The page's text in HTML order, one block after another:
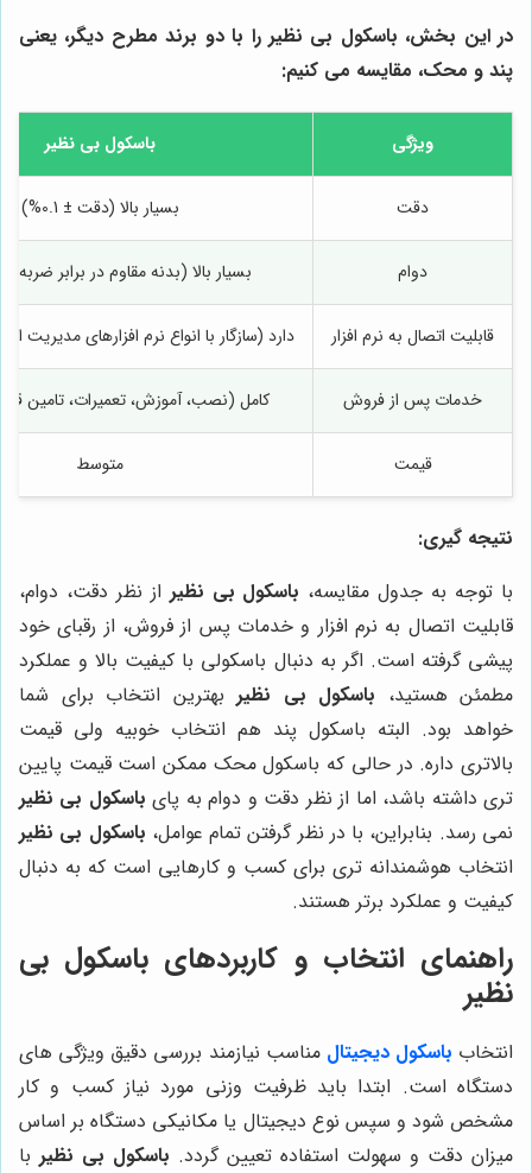
در این بخش، باسکول بی نظیر را با دو برند مطرح دیگر، یعنی
پند و محک، مقایسه می کنیم:
ویژگی باسکول بی نظیر
دقت بسیار بالا (دقت ± 0.1%)
دوام بسیار بالا (بدنه مقاوم در برابر ضربه
قابلیت اتصال به نرم افزار دارد (سازگار با انواع نرم افزارهای مدیریت
خدمات پس از فروش کامل (نصب، آموزش، تعمیرات، تامین
قیمت متوسط
نتیجه گیری:
با توجه به جدول مقایسه، باسکول بی نظیر از نظر دقت، دوام،
قابلیت اتصال به نرم افزار و خدمات پس از فروش، از رقبای خود
پیشی گرفته است. اگر به دنبال باسکولی با کیفیت بالا و عملکرد
مطمئن هستید، باسکول بی نظیر بهترین انتخاب برای شما
خواهد بود. البته باسکول پند هم انتخاب خوبیه ولی قیمت
بالاتری داره. در حالی که باسکول محک ممکن است قیمت پایین
تری داشته باشد، اما از نظر دقت و دوام به پای باسکول بی نظیر
نمی رسد. بنابراین، با در نظر گرفتن تمام عوامل، باسکول بی نظیر
انتخاب هوشمندانه تری برای کسب و کارهایی است که به دنبال
کیفیت و عملکرد برتر هستند.
راهنمای انتخاب و کاربردهای باسکول بی
نظیر
انتخاب باسکول دیجیتال مناسب نیازمند بررسی دقیق ویژگی های
دستگاه است. ابتدا باید ظرفیت وزنی مورد نیاز کسب و کار
مشخص شود و سپس نوع دیجیتال یا مکانیکی دستگاه بر اساس
میزان دقت و سهولت استفاده تعیین گردد. باسکول بی نظیر با